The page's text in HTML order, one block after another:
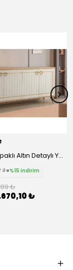
Lidya 4 Kapaklı Altın Detaylı Yemek Odası Konsol
ile%15 indirim
₺
₺